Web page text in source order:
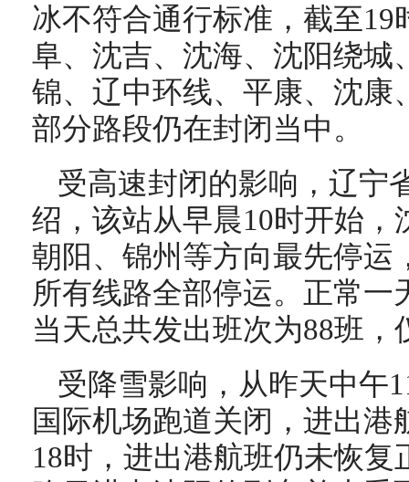
冰不符合通行标准，截至
阜、沈吉、沈海、沈阳绕城
锦、辽中环线、平康、沈康
部分路段仍在封闭当中。
受高速封闭的影响，辽宁
绍，该站从早晨10时开始
朝阳、锦州等方向最先停运
所有线路全部停运。正常一
当天总共发出班次为88班，
受降雪影响，从昨天中午
国际机场跑道关闭，进出
18时，进出港航班仍未恢